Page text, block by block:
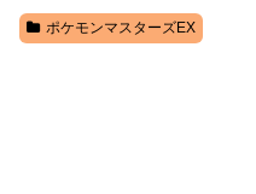
ポケモンマスターズEX